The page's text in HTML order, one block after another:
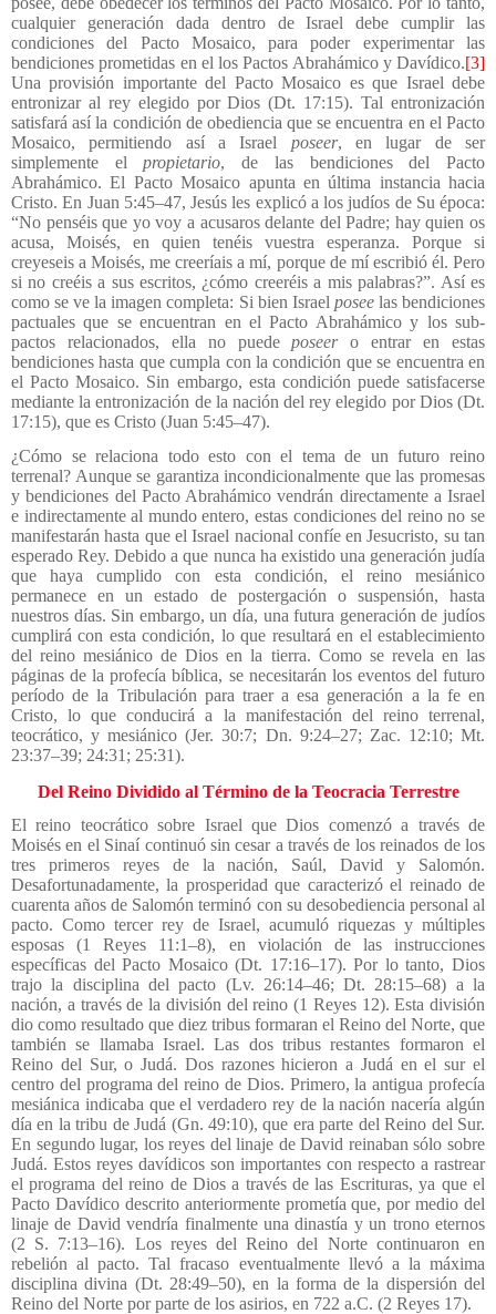
cualquier generación dada dentro de Israel debe cumplir las
condiciones del Pacto Mosaico, para poder experimentar las
bendiciones prometidas en el los Pactos Abrahámico y Davídico.[3]
Una provisión importante del Pacto Mosaico es que Israel debe
entronizar al rey elegido por Dios (Dt. 17:15). Tal entronización
satisfará así la condición de obediencia que se encuentra en el Pacto
Mosaico, permitiendo así a Israel poseer, en lugar de ser
simplemente elpropietario, de las bendiciones del Pacto
Abrahámico. El Pacto Mosaico apunta en última instancia hacia
Cristo. En Juan 5:45–47, Jesús les explicó a los judíos de Su época:
“No penséis que yo voy a acusaros delante del Padre; hay quien os
acusa, Moisés, en quien tenéis vuestra esperanza. Porque si
creyeseis a Moisés, me creeríais a mí, porque de mí escribió él. Pero
si no creéis a sus escritos, ¿cómo creeréis a mis palabras?”. Así es
como se ve la imagen completa: Si bien Israel poseelas bendiciones
pactuales que se encuentran en el Pacto Abrahámico y los sub-
pactos relacionados, ella no puedeposeero entrar en estas
bendiciones hasta que cumpla con la condición que se encuentra en
el Pacto Mosaico. Sin embargo, esta condición puede satisfacerse
mediante la entronización de la nación del rey elegido por Dios (Dt.
17:15), que es Cristo (Juan 5:45–47).
¿Cómo se relaciona todo esto con el tema de un futuro reino
terrenal? Aunque se garantiza incondicionalmente que las promesas
y bendiciones del Pacto Abrahámico vendrán directamente a Israel
e indirectamente al mundo entero, estas condiciones del reino no se
manifestarán hasta que el Israel nacional confíe en Jesucristo, su tan
esperado Rey. Debido a que nunca ha existido una generación judía
que haya cumplido con esta condición, el reino mesiánico
permanece en un estado de postergación o suspensión, hasta
nuestros días. Sin embargo, un día, una futura generación de judíos
cumplirá con esta condición, lo que resultará en el establecimiento
del reino mesiánico de Dios en la tierra. Como se revela en las
páginas de la profecía bíblica, se necesitarán los eventos del futuro
período de la Tribulación para traer a esa generación a la fe en
Cristo, lo que conducirá a la manifestación del reino terrenal,
teocrático, y mesiánico (Jer. 30:7; Dn. 9:24–27; Zac. 12:10; Mt.
23:37–39; 24:31; 25:31).
Del Reino Dividido al Término de la Teocracia Terrestre
El reino teocrático sobre Israel que Dios comenzó a través de
Moisés en el Sinaí continuó sin cesar a través de los reinados de los
tres primeros reyes de la nación, Saúl, David y Salomón.
Desafortunadamente, la prosperidad que caracterizó el reinado de
cuarenta años de Salomón terminó con su desobediencia personal al
pacto. Como tercer rey de Israel, acumuló riquezas y múltiples
esposas (1 Reyes 11:1–8), en violación de las instrucciones
específicas del Pacto Mosaico (Dt. 17:16–17). Por lo tanto, Dios
trajo la disciplina del pacto (Lv. 26:14–46; Dt. 28:15–68) a la
nación, a través de la división del reino (1 Reyes 12). Esta división
dio como resultado que diez tribus formaran el Reino del Norte, que
también se llamaba Israel. Las dos tribus restantes formaron el
Reino del Sur, o Judá. Dos razones hicieron a Judá en el sur el
centro del programa del reino de Dios. Primero, la antigua profecía
mesiánica indicaba que el verdadero rey de la nación nacería algún
día en la tribu de Judá (Gn. 49:10), que era parte del Reino del Sur.
En segundo lugar, los reyes del linaje de David reinaban sólo sobre
Judá. Estos reyes davídicos son importantes con respecto a rastrear
el programa del reino de Dios a través de las Escrituras, ya que el
Pacto Davídico descrito anteriormente prometía que, por medio del
linaje de David vendría finalmente una dinastía y un trono eternos
(2 S. 7:13–16). Los reyes del Reino del Norte continuaron en
rebelión al pacto. Tal fracaso eventualmente llevó a la máxima
disciplina divina (Dt. 28:49–50), en la forma de la dispersión del
Reino del Norte por parte de los asirios, en 722 a.C. (2 Reyes 17).